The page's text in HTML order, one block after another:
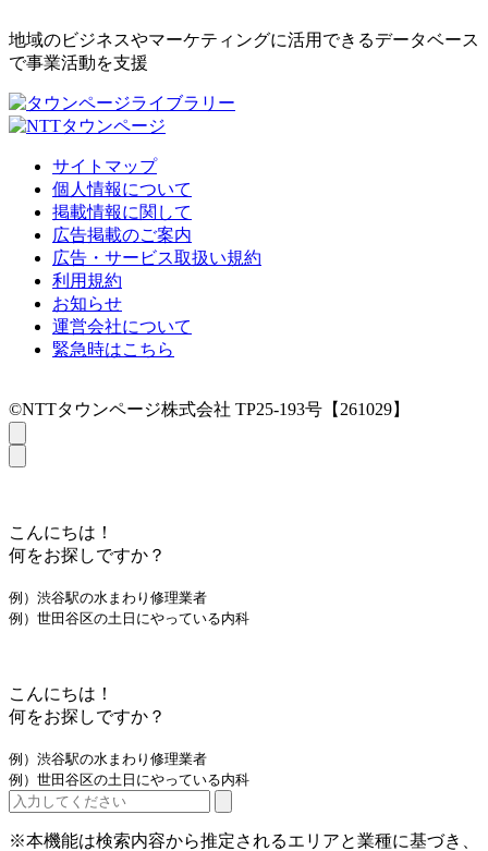
地域のビジネスやマーケティングに活用できるデータベース
で事業活動を支援
サイトマップ
個人情報について
掲載情報に関して
広告掲載のご案内
広告・サービス取扱い規約
利用規約
お知らせ
運営会社について
緊急時はこちら
©NTTタウンページ株式会社 TP25-193号【261029】
こんにちは！
何をお探しですか？
例）渋谷駅の水まわり修理業者
例）世田谷区の土日にやっている内科
こんにちは！
何をお探しですか？
例）渋谷駅の水まわり修理業者
例）世田谷区の土日にやっている内科
※本機能は検索内容から推定されるエリアと業種に基づき、